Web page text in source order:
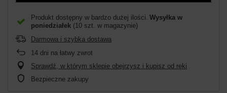
Produkt dostępny w bardzo dużej ilości Wysyłka w
poniedziałek (10 szt. w magazynie)
Darmowa i szybka dostawa
14 dni na łatwy zwrot
Sprawdź, w którym sklepie obejrzysz i kupisz od ręki
Bezpieczne zakupy